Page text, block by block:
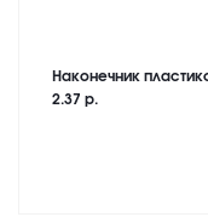
Наконечник
2.37 р.